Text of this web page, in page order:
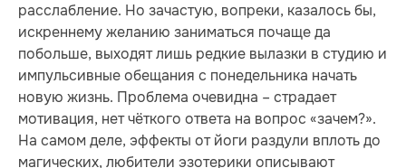
расслабление. Но зачастую, вопреки, казалось бы,
искреннему желанию заниматься почаще да
побольше, выходят лишь редкие вылазки в студию и
импульсивные обещания с понедельника начать
новую жизнь. Проблема очевидна – страдает
мотивация, нет чёткого ответа на вопрос «зачем?».
На самом деле, эффекты от йоги раздули вплоть до
магических, любители эзотерики описывают